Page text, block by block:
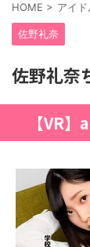
HOME > アイド
佐野礼奈
佐野礼奈
【VR